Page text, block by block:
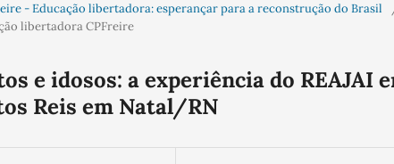
- Educação libertadora: esperançar para a reconstrução do Brasil
libertadora CPFreire
e idosos: a experiência do REAJAI
Reis em Natal/RN